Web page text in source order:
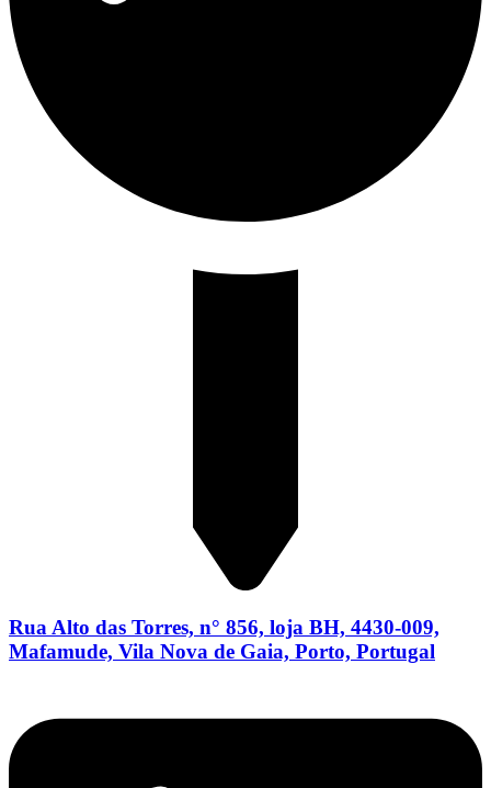
Rua Alto das Torres, n° 856, loja BH, 4430-009,
Mafamude, Vila Nova de Gaia, Porto, Portugal